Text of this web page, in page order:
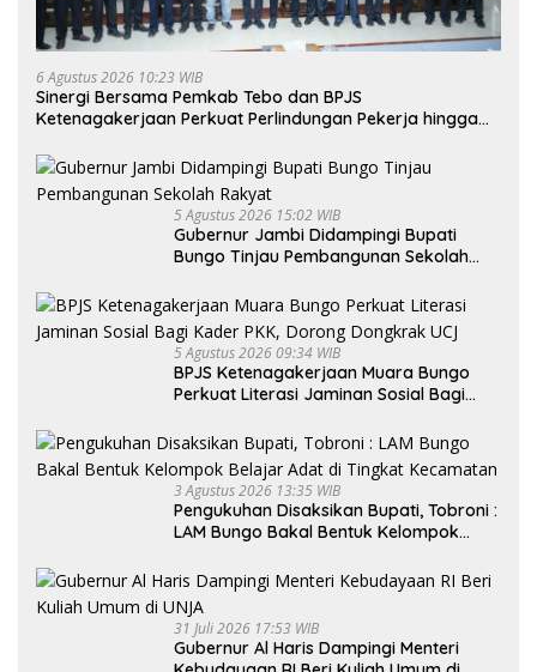
6 Agustus 2026 10:23 WIB
Sinergi Bersama Pemkab Tebo dan BPJS
Ketenagakerjaan Perkuat Perlindungan Pekerja hingga
5 Agustus 2026 15:02 WIB
Gubernur Jambi Didampingi Bupati
Bungo Tinjau Pembangunan Sekolah
5 Agustus 2026 09:34 WIB
BPJS Ketenagakerjaan Muara Bungo
Perkuat Literasi Jaminan Sosial Bagi
3 Agustus 2026 13:35 WIB
Pengukuhan Disaksikan Bupati, Tobroni :
LAM Bungo Bakal Bentuk Kelompok
31 Juli 2026 17:53 WIB
Gubernur Al Haris Dampingi Menteri